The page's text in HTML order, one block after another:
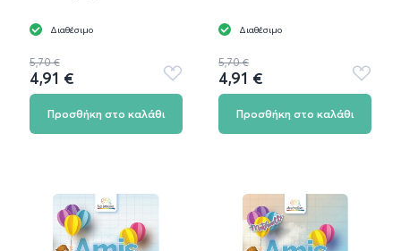
Διαθέσιμο
5,70 €
4,91 €
Προσθήκη
στα
Προσθήκη στο καλάθι
Διαθέσιμο
5,70 €
4,91 €
στα
Προσθήκη στο καλάθι